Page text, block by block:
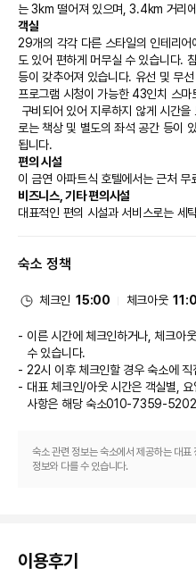
는 3km 떨어져 있으며, 3.4km 거리
객실
29개의 각각 다른 스타일의 인테리
도 있어 편하게 머무실 수 있습니다.
등이 갖추어져 있습니다. 유선 및 무
프로그램 시청이 가능한 43인치 스마
로는 책상 및 별도의 좌석 공간 등이
됩니다.
편의 시설
이 금연 아파트식 호텔에서는 근처 무
비즈니스, 기타 편의시설
대표적인 편의 시설과 서비스로는 세
숙소 정책
체크인 15:00 체크아웃
이른 시간에 체크인하거나, 체크아
수 있습니다.
22시 이후 체크인할 경우 숙소에 직
대표 체크인/아웃 시간은 객실별,
사항은 해당 숙소010-7359-5202
숙소 관련 정보는 숙소에서 제공하는 대
정보와 다를 수 있습니다.
이용후기